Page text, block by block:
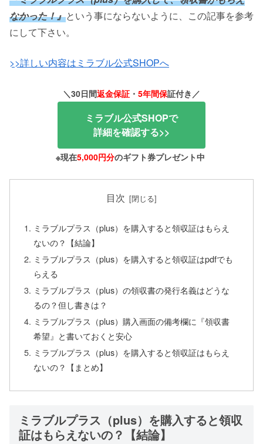
なかった！』という事にならないように、この記事を参考
にして下さい。
>>詳しい内容はミラブル公式SHOPへ
＼30日間返金保証 ・ 5年間保証付き／
ミラブル公式SHOPで
詳細を確認する>>
※現在5,000円分のギフト券プレゼント中
目次
ミラブルプラス（plus）を購入すると領収証はもらえ
ないの？【結論】
ミラブルプラス（plus）を購入すると領収証はpdfでも
らえる
ミラブルプラス（plus）の領収書の発行名義はどうな
るの？但し書きは？
ミラブルプラス（plus）購入画面の備考欄に『領収書
希望』と書いておくと安心
ミラブルプラス（plus）を購入すると領収証はもらえ
ないの？【まとめ】
ミラブルプラス（plus）を購入すると領収
証はもらえないの？【結論】